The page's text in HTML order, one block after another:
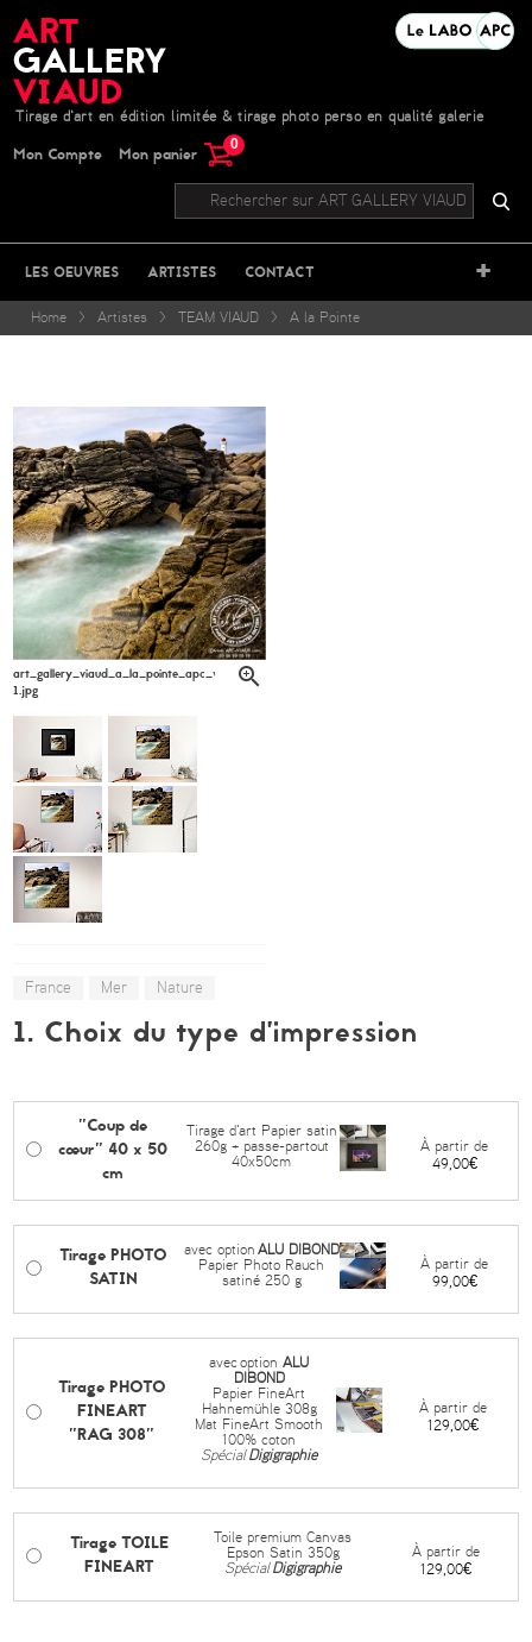
Tirage d'art en édition limitée & tirage photo perso en qualité galerie
Mon Compte Mon panier 0
LES OEUVRES ARTISTES CONTACT +
Home > Artistes > TEAM VIAUD > A la Pointe
art_gallery_viaud_a_la_pointe_apc_viaud6-
1.jpg
France Mer Nature
1. Choix du type d’impression
"Coup de
cœur" 40 x 50
cm
Tirage d'art Papier satin
260g + passe-partout
40x50cm
À partir de
49,00€
Tirage PHOTO
SATIN
avec option ALU DIBOND
Papier Photo Rauch
satiné 250 g
À partir de
99,00€
Tirage PHOTO
FINEART
"RAG 308"
avecoptionALU
DIBOND
Papier FineArt
Hahnemühle 308g
Mat FineArt Smooth
100% coton
SpécialDigigraphie
À partir de
129,00€
Tirage TOILE
FINEART
Toile premium Canvas
Epson Satin 350g
SpécialDigigraphie
À partir de
129,00€